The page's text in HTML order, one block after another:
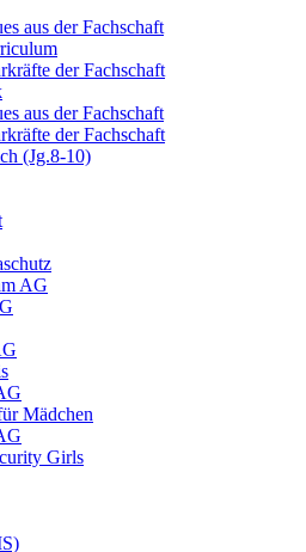
aus der Fachschaft
der Fachschaft
aus der Fachschaft
der Fachschaft
(Jg.8-10)
AG
Mädchen
Girls